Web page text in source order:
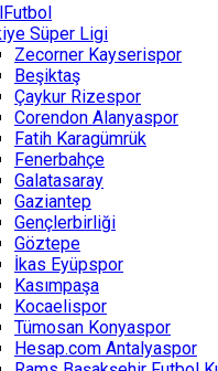
Futbol
Süper Ligi
Zecorner Kayserispor
Beşiktaş
Çaykur Rizespor
Corendon Alanyaspor
Fatih Karagümrük
Fenerbahçe
Galatasaray
Gaziantep
Gençlerbirliği
Göztepe
İkas Eyüpspor
Kasımpaşa
Kocaelispor
Tümosan Konyaspor
Hesap.com Antalyaspor